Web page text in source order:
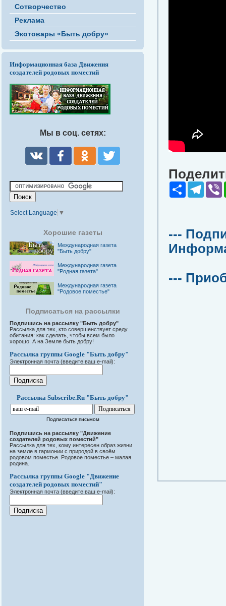
Сотворчество
Реклама
Экотовары «Быть добру»
Информационная база Движения
создателей родовых поместий
Мы в соц. сетях:
Select Language ▼
Хорошие газеты
Международная газета
"Быть добру"
Международная газета
"Родная газета"
Международная газета
"Родовое поместье"
Подписаться на рассылки
Подпишись на рассылку "Быть добру"
Рассылка для тех, кто совершенствует среду
обитания: как сделать, чтобы всем было
хорошо. А на Земле быть добру!
Рассылка группы Google "Быть добру"
Электронная почта (введите ваш e-mail):
Рассылка Subscribe.Ru "Быть добру"
Подписаться письмом
Подпишись на рассылку "Движение
создателей родовых поместий"
Рассылка для тех, кому интересен образ жизни
на земле в гармонии с природой в своём
родовом поместье. Родовое поместье – малая
родина.
Рассылка группы Google "Движение
создателей родовых поместий"
Электронная почта (введите ваш e-mail):
Share
---
---